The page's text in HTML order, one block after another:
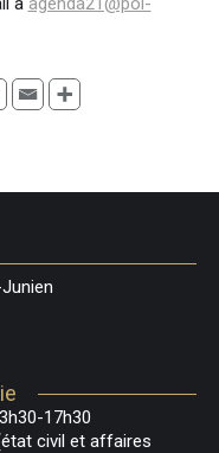
17h30
civil et affaires